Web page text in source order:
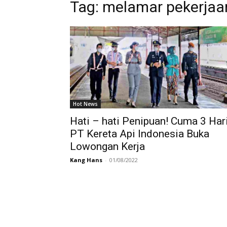
Tag: melamar
Hot News
Hati – hati Penipuan! Cuma 3
PT Kereta Api Indonesia Buka
Lowongan Kerja
Kang Hans - 01/08/2022